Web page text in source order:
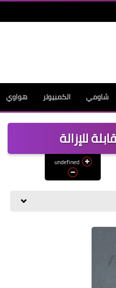
شاومي الكمبيوتر هواوي
للإزالة
undefined